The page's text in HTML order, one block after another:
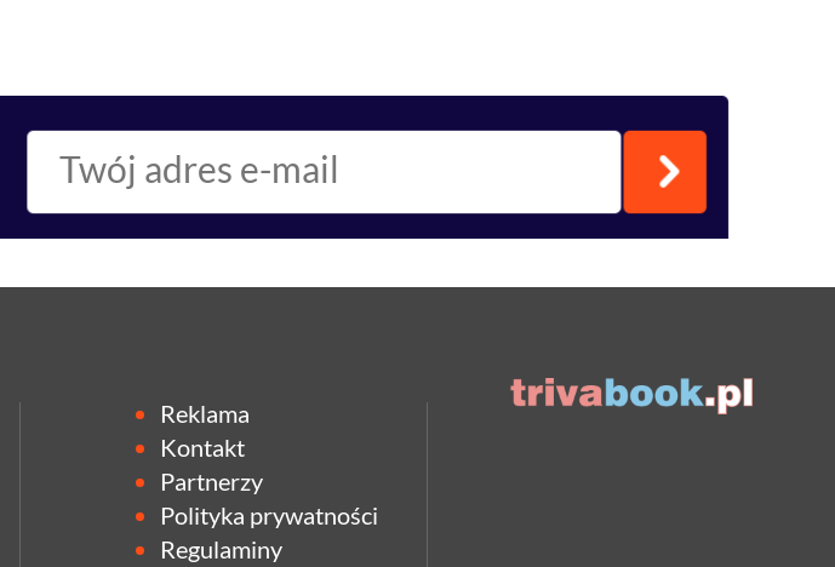
Reklama
Kontakt
Partnerzy
Polityka prywatności
Regulaminy